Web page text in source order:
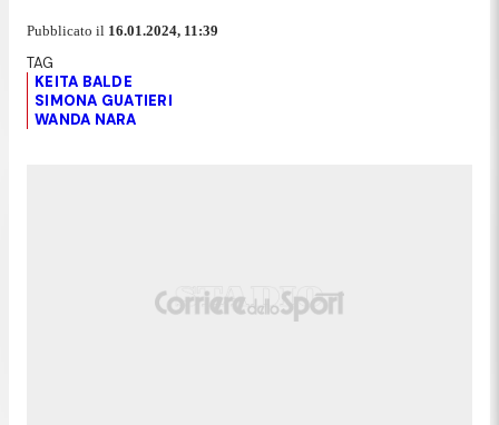
Pubblicato il 16.01.2024, 11:39
KEITA BALDE
SIMONA GUATIERI
WANDA NARA